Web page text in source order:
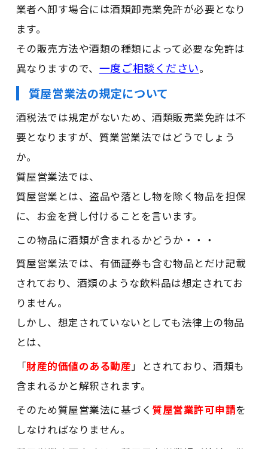
業者へ卸す場合には酒類卸売業免許が必要となり
ます。
その販売方法や酒類の種類によって必要な免許は
異なりますので、 一度ご相談ください。
質屋営業法の規定について
酒税法では規定がないため、酒類販売業免許は不
要となりますが、質業営業法ではどうでしょう
か。
質屋営業法では、
質屋営業とは、盗品や落とし物を除く物品を担保
に、お金を貸し付けることを言います。
この物品に酒類が含まれるかどうか・・・
質屋営業法では、有価証券も含む物品とだけ記載
されており、酒類のような飲料品は想定されてお
りません。
しかし、想定されていないとしても法律上の物品
とは、
「財産的価値のある動産」とされており、酒類も
含まれるかと解釈されます。
そのため質屋営業法に基づく 質屋営業許可申請を
しなければなりません。